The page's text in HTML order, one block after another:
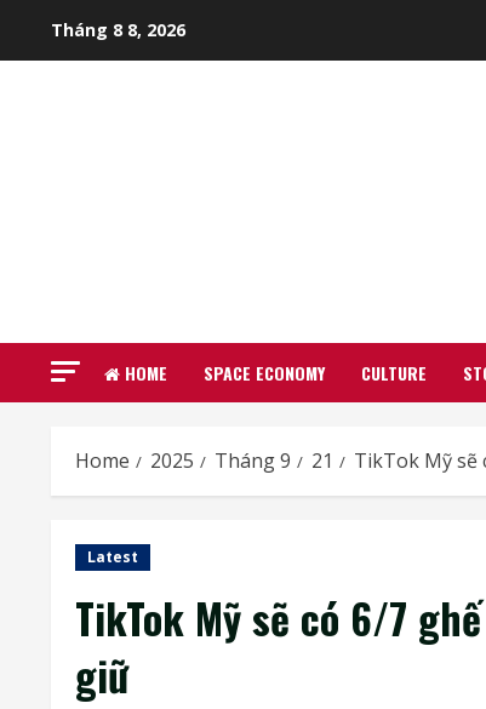
Tháng 8 8, 2026
HOME SPACE ECONOMY CULTURE
Home 2025 Tháng 9 21 TikTok Mỹ sẽ
Latest
TikTok Mỹ sẽ có 6/7
giữ